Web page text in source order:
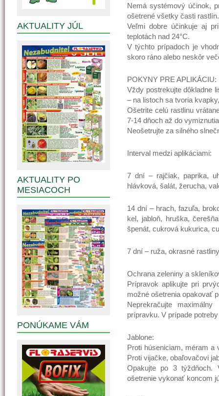
Nemá systémový účinok,
ošetrené všetky časti rastlín.
Veľmi dobre účinkuje aj
teplotách nad 24°C.
V týchto prípadoch je
skoro ráno alebo neskôr
POKYNY PRE APLIKÁCIU:
Vždy postrekujte dôkladne
– na listoch sa tvoria
Ošetrite celú rastlinu
7-14 dňoch až do
Neošetrujte za silného
Interval medzi aplikáciami:
7 dní – rajčiak, paprika,
hlávková, šalát, žerucha,
14 dní – hrach, fazuľa,
kel, jabloň, hruška,
špenát, cukrová kukurica,
7 dní – ruža, okrasné rastliny
Ochrana zeleniny a
Prípravok aplikujte pri
možné ošetrenia opakovať
Neprekračujte
prípravku. V prípade
Jablone:
Proti húseniciam, méram a
Proti vijačke, obaľovačovi
Opakujte po 3 týždňoch.
ošetrenie vykonať koncom
AKTUALITY JÚL
AKTUALITY PO
MESIACOCH
PONÚKAME VÁM